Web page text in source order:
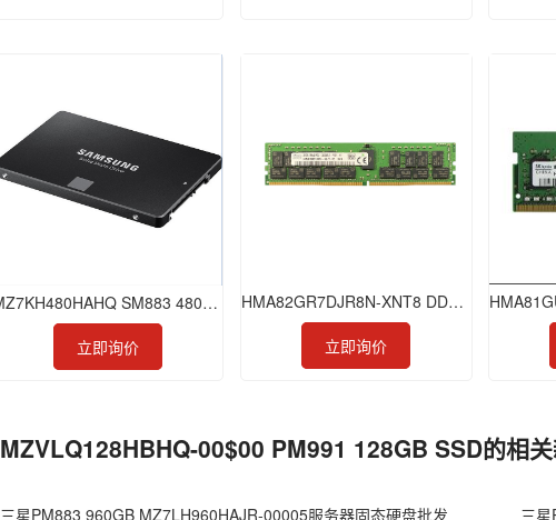
MZ7KH480HAHQ SM883 480GB SSD
立即询价
HMA82GR7DJR8N-XNT8 DDR4 16GB 3200 RDIMM
立即询价
MZVLQ128HBHQ-00$00 PM991 128GB SSD的相
三星PM883 960GB MZ7LH960HAJR-00005服务器固态硬盘批发
三